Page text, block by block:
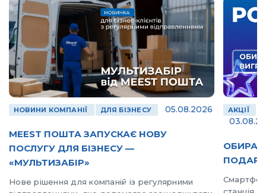
ДЛЯ БІЗНЕСУ 05.08.2026
НОВУ
—
із регулярними
АКЦІЇ НОВИНИ КОМПАНІЇ
ОБИРАЙ MEEST ПОШТА –
Смартфон Apple iPhone 17 Pro